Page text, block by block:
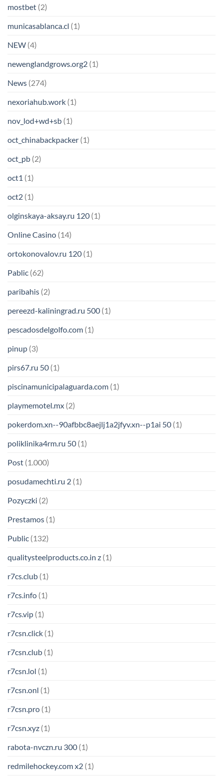
mostbet (2)
municasablanca.cl (1)
NEW (4)
newenglandgrows.org2 (1)
News (274)
nexoriahub.work (1)
nov_lod+wd+sb (1)
oct_chinabackpacker (1)
oct_pb (2)
oct1 (1)
oct2 (1)
olginskaya-aksay.ru 120 (1)
Online Casino (14)
ortokonovalov.ru 120 (1)
Pablic (62)
paribahis (2)
pereezd-kaliningrad.ru 500 (1)
pescadosdelgolfo.com (1)
pinup (3)
pirs67.ru 50 (1)
piscinamunicipalaguarda.com (1)
playmemotel.mx (2)
pokerdom.xn--90afbbc8aejlj1a2jfyv.xn--p1ai 50 (1)
poliklinika4rm.ru 50 (1)
Post (1.000)
posudamechti.ru 2 (1)
Pozyczki (2)
Prestamos (1)
Public (132)
qualitysteelproducts.co.in z (1)
r7cs.club (1)
r7cs.info (1)
r7cs.vip (1)
r7csn.click (1)
r7csn.club (1)
r7csn.lol (1)
r7csn.onl (1)
r7csn.pro (1)
r7csn.xyz (1)
rabota-nvczn.ru 300 (1)
redmilehockey.com x2 (1)